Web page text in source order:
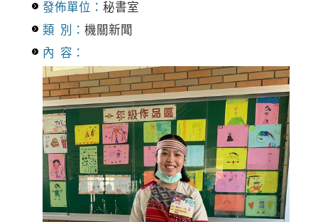
發佈單位： 秘書室
類 別： 機關新聞
內 容：